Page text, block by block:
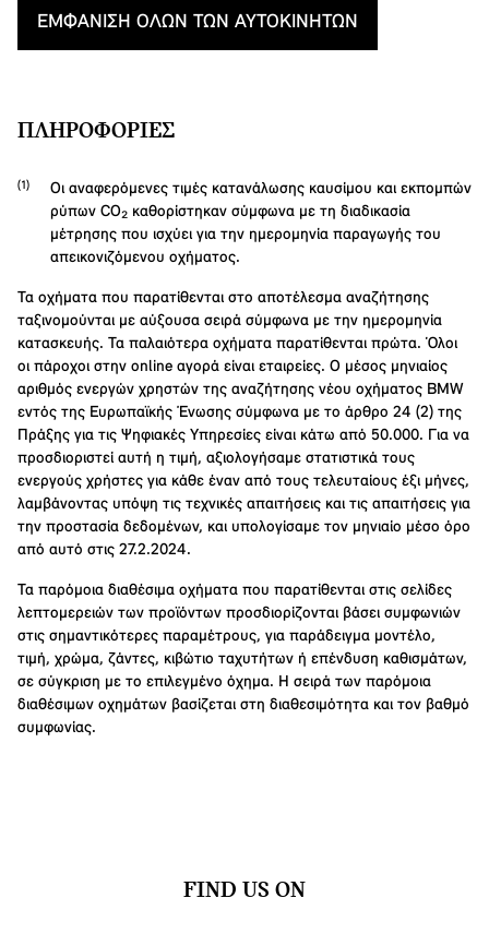
ΕΜΦΆΝΙΣΗ ΌΛΩΝ ΤΩΝ ΑΥΤΟΚΙΝΉΤΩΝ
ΠΛΗΡΟΦΟΡΊΕΣ
Οι αναφερόμενες τιμές κατανάλωσης καυσίμου και εκπομπών
ρύπων CO₂ καθορίστηκαν σύμφωνα με τη διαδικασία
μέτρησης που ισχύει για την ημερομηνία παραγωγής του
απεικονιζόμενου οχήματος.
Τα οχήματα που παρατίθενται στο αποτέλεσμα αναζήτησης
ταξινομούνται με αύξουσα σειρά σύμφωνα με την ημερομηνία
κατασκευής. Τα παλαιότερα οχήματα παρατίθενται πρώτα. Όλοι
οι πάροχοι στην online αγορά είναι εταιρείες. Ο μέσος μηνιαίος
αριθμός ενεργών χρηστών της αναζήτησης νέου οχήματος BMW
εντός της Ευρωπαϊκής Ένωσης σύμφωνα με το άρθρο 24 (2) της
Πράξης για τις Ψηφιακές Υπηρεσίες είναι κάτω από 50.000. Για να
προσδιοριστεί αυτή η τιμή, αξιολογήσαμε στατιστικά τους
ενεργούς χρήστες για κάθε έναν από τους τελευταίους έξι μήνες,
λαμβάνοντας υπόψη τις τεχνικές απαιτήσεις και τις απαιτήσεις για
την προστασία δεδομένων, και υπολογίσαμε τον μηνιαίο μέσο όρο
από αυτό στις 27.2.2024.
Τα παρόμοια διαθέσιμα οχήματα που παρατίθενται στις σελίδες
λεπτομερειών των προϊόντων προσδιορίζονται βάσει συμφωνιών
στις σημαντικότερες παραμέτρους, για παράδειγμα μοντέλο,
τιμή, χρώμα, ζάντες, κιβώτιο ταχυτήτων ή επένδυση καθισμάτων,
σε σύγκριση με το επιλεγμένο όχημα. Η σειρά των παρόμοια
διαθέσιμων οχημάτων βασίζεται στη διαθεσιμότητα και τον βαθμό
συμφωνίας.
FIND US ON